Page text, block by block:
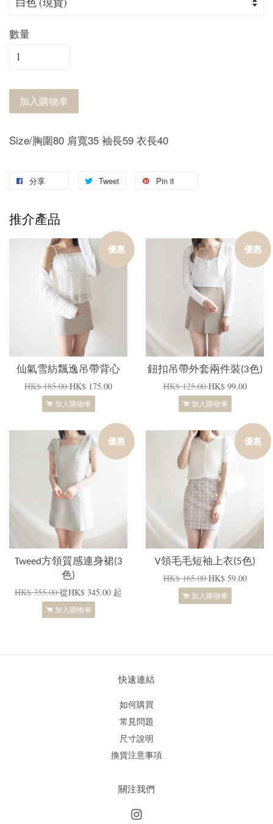
數量
加入購物車
Size/胸圍80 肩寬35 袖長59 衣長40
分享 Tweet Pin it
推介產品
優惠
仙氣雪紡飄逸吊帶背心
HK$ 185.00HK$ 175.00
加入購物車
優惠
鈕扣吊帶外套兩件裝(3色)
HK$ 125.00HK$ 99.00
加入購物車
優惠
Tweed方領質感連身裙(3
色)
HK$ 355.00從HK$ 345.00 起
加入購物車
優惠
V領毛毛短袖上衣(5色)
HK$ 165.00HK$ 59.00
加入購物車
快速連結
如何購買
常見問題
尺寸說明
換貨注意事項
關注我們